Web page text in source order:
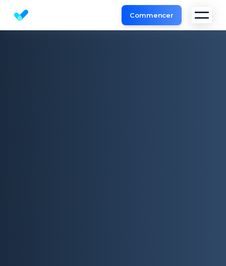
Outil d'Analyse de Site et l'audit SEO gratuit
Commencer